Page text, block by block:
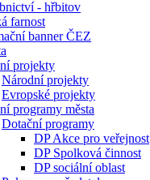
- hřbitov
farnost
banner ČEZ
projekty
Národní projekty
Evropské projekty
programy města
Dotační programy
DP Akce pro veřejnost
DP Spolková činnost
DP sociální oblast